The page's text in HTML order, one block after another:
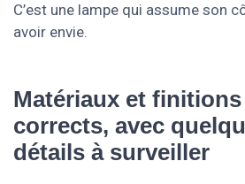
C’est une lampe qui assume son
avoir envie.
Matériaux et finitions
corrects, avec
détails à surveiller